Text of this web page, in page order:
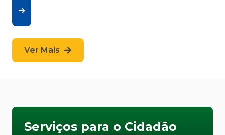
Ver Mais
Serviços para o Cidadão